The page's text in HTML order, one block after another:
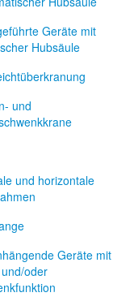
Geräte mit
Hubsäule
und
und horizontale
Geräte mit
oder